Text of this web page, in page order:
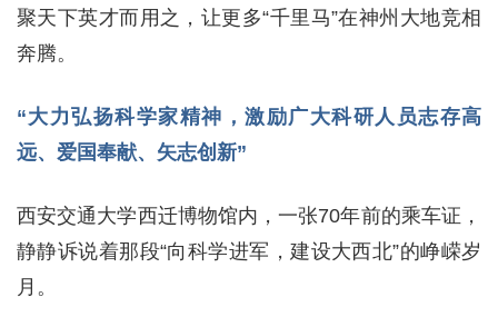
聚天下英才而用之，让更多“千里马”在神州大地竞相
奔腾。
“大力弘扬科学家精神，激励广大科研人员志存高
远、爱国奉献、矢志创新”
西安交通大学西迁博物馆内，一张70年前的乘车证，
静静诉说着那段“向科学进军，建设大西北”的峥嵘岁
月。